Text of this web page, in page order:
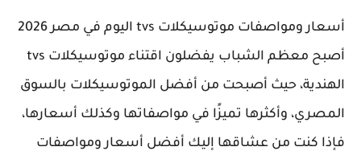
أسعار ومواصفات موتوسيكلات tvs اليوم في مصر 2026
أصبح معظم الشباب يفضلون اقتناء موتوسيكلات tvs
الهندية، حيث أصبحت من أفضل الموتوسيكلات بالسوق
المصري، وأكثرها تميزًا في مواصفاتها وكذلك أسعارها،
فإذا كنت من عشاقها إليك أفضل أسعار ومواصفات